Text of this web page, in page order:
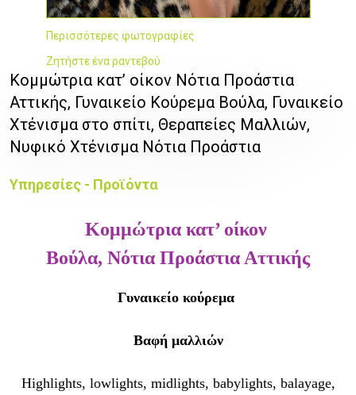
Περισσότερες φωτογραφίες
Ζητήστε ένα ραντεβού
Κομμώτρια κατ’ οίκον Νότια Προάστια
Αττικής, Γυναικείο Κούρεμα Βούλα, Γυναικείο
Χτένισμα στο σπίτι, Θεραπείες Μαλλιών,
Νυφικό Χτένισμα Νότια Προάστια
Υπηρεσίες - Προϊόντα
Κομμώτρια κατ’ οίκον
Βούλα, Νότια Προάστια Αττικής
Γυναικείο κούρεμα
Βαφή μαλλιών
Highlights, lowlights, midlights, babylights, balayage,